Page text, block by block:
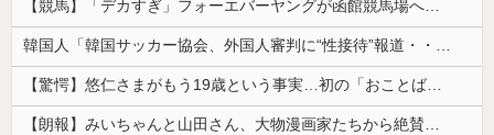
【競馬】「デカすぎ」フォーエバーヤングが函館競馬場へ入厩 573キロ 矢作師「もう1段パワーアップ」
韓国人「韓国サッカー協会、外国人審判に“性接待”報道・・・」→「2002年の審判買収が事実だったのか？」「日本人が言ってたこと正しかったね・・・...
【驚愕】悠仁さまがもう19歳という事実…初の「おことば」にネット民驚嘆
【朗報】みいちゃんと山田さん、大物漫画家たちから絶賛されるｗｗｗｗ